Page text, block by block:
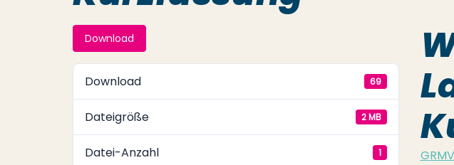
Download
Download 69
Dateigröße 2 MB
Datei-Anzahl 1